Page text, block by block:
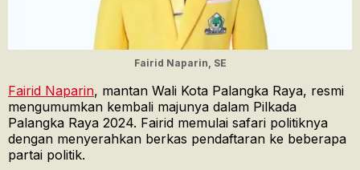
Fairid Naparin, SE
Fairid Naparin, mantan Wali Kota Palangka Raya, resmi
mengumumkan kembali majunya dalam Pilkada
Palangka Raya 2024. Fairid memulai safari politiknya
dengan menyerahkan berkas pendaftaran ke beberapa
partai politik.